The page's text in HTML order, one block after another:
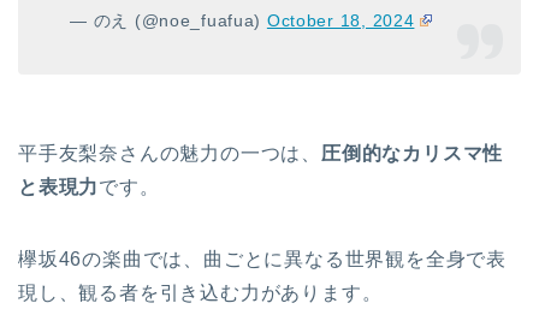
— のえ (@noe_fuafua) October 18, 2024
平手友梨奈さんの魅力の一つは、 圧倒的なカリスマ性
と表現力です。
欅坂46の楽曲では、曲ごとに異なる世界観を全身で表
現し、観る者を引き込む力があります。